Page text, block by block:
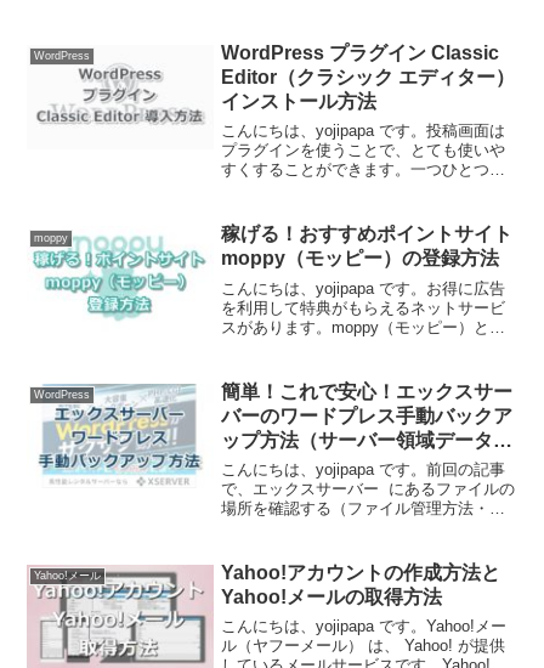
地、だとすると、まず土地に住所をつけ
ることになります...
WordPress
WordPress プラグイン Classic
Editor（クラシック エディター）
インストール方法
こんにちは、yojipapa です。投稿画面は
プラグインを使うことで、とても使いや
すくすることができます。一つひとつ積
っと記事を書きやすくするためにプラグ
インを導入する...
moppy
稼げる！おすすめポイントサイト
moppy（モッピー）の登録方法
こんにちは、yojipapa です。お得に広告
を利用して特典がもらえるネットサービ
スがあります。moppy（モッピー）とい
２００５年で若い会社なのですが東証一
部上場会社...
WordPress
簡単！これで安心！エックスサー
バーのワードプレス手動バックア
ップ方法（サーバー領域データと
データベース）
こんにちは、yojipapa です。前回の記事
で、エックスサーバー にあるファイルの
場所を確認する（ファイル管理方法・ダ
スを利用していると思わぬトラブルやミ
スでサイト...
Yahoo!メール
Yahoo!アカウントの作成方法と
Yahoo!メールの取得方法
こんにちは、yojipapa です。Yahoo!メー
ル（ヤフーメール） は、 Yahoo! が提供